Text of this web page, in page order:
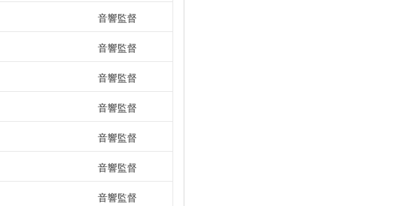
音響監督
音響監督
音響監督
音響監督
音響監督
音響監督
音響監督